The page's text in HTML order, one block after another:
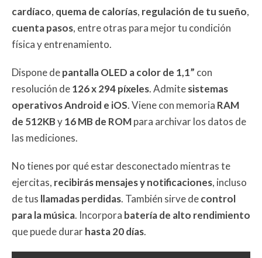
cardíaco, quema de calorías, regulación de tu sueño,
cuenta pasos, entre otras para mejor tu condición
física y entrenamiento.
Dispone depantalla OLED a color de 1,1” con
resolución de126 x 294 píxeles. Admitesistemas
operativos Android e iOS. Viene con memoria RAM
de 512KBy16 MB de ROMpara archivar los datos de
las mediciones.
No tienes por qué estar desconectado mientras te
ejercitas, recibirás mensajes y notificaciones, incluso
de tus llamadas perdidas. También sirve decontrol
para la música. Incorpora batería de alto rendimiento
que puede durarhasta 20 días.